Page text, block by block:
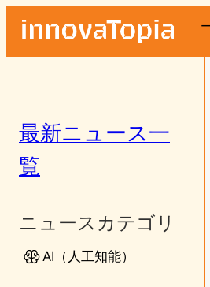
最新ニュース一
覧
ニュースカテゴリ
AI（人工知能）